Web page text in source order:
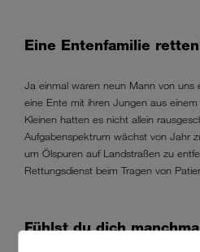
Eine Entenfamilie
Ja einmal waren neun Mann von uns
eine Ente mit ihren Jungen aus
Kleinen hatten es nicht allein
Aufgabenspektrum wächst von Jahr
um Ölspuren auf Landstraßen zu
Rettungsdienst beim Tragen von
Fühlst du dich